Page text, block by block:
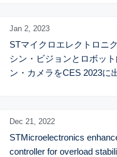
Jan 2, 2023
STマイクロエレクトロニ
シン・ビジョンとロボッ
ン・カメラをCES 2023に
Dec 21, 2022
STMicroelectronics
controller for overload